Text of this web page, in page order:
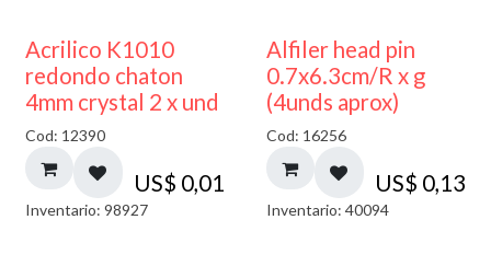
50% DESCUENTO
Acrilico K1010
redondo chaton
4mm crystal 2 x und
Cod: 12390
US$ 0,01
Inventario: 98927
Alfiler head pin
0.7x6.3cm/R x g
(4unds aprox)
Cod: 16256
US$ 0,13
Inventario: 40094